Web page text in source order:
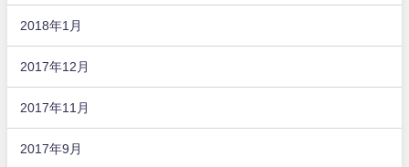
2018年1月
2017年12月
2017年11月
2017年9月